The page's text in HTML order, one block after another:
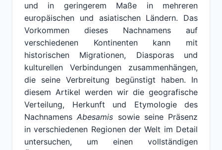
und in geringerem Maße in mehreren
europäischen und asiatischen Ländern. Das
Vorkommen dieses Nachnamens auf
verschiedenen Kontinenten kann mit
historischen Migrationen, Diasporas und
kulturellen Verbindungen zusammenhängen,
die seine Verbreitung begünstigt haben. In
diesem Artikel werden wir die geografische
Verteilung, Herkunft und Etymologie des
NachnamensAbesamis sowie seine Präsenz
in verschiedenen Regionen der Welt im Detail
untersuchen, um einen vollständigen